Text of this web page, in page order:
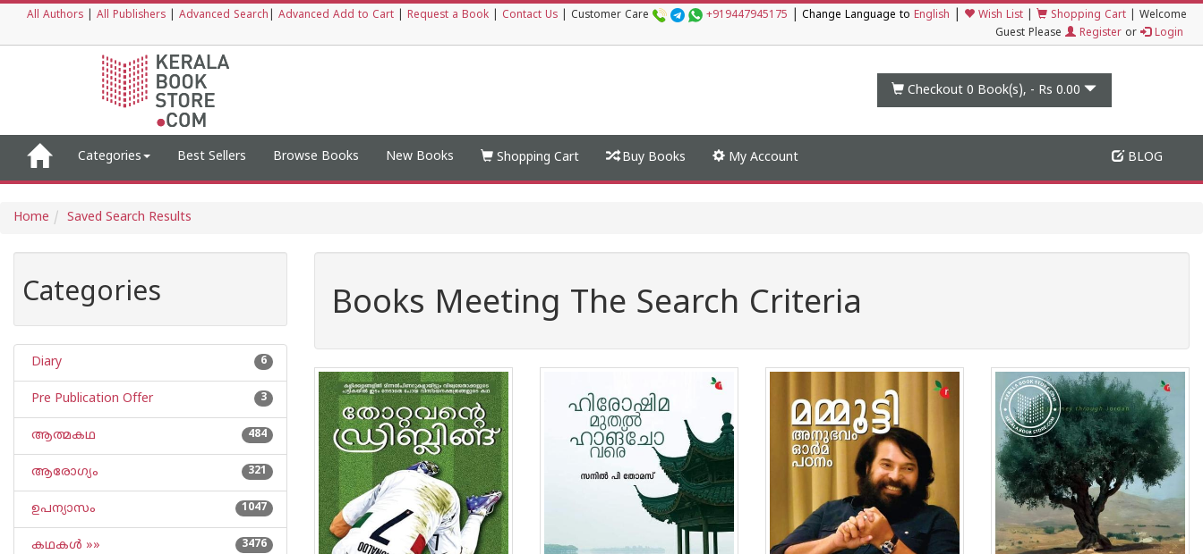
All Authors All Publishers Advanced Search Advanced Add to Cart Request a Book Contact Us Customer Care +919447945175 Change Language to English Wish List Shopping Cart
Welcome
Guest Please
Register or Login
Checkout 0 Book(s), - Rs 0.00
Categories Best Sellers Browse Books New Books Shopping Cart Buy Books My Account BLOG
Home Saved Search Results
Categories
Diary 6
Pre Publication Offer 3
ആത്മകഥ 484
ആരോഗ്യം 321
ഉപന്യാസം 1047
കഥകള്‍ »» 3476
Books Meeting The Search Criteria